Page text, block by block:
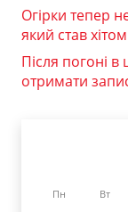
Огірки тепер
який став
Після погоні
отримати
Пн Вт